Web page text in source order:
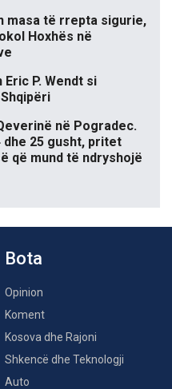
masa të rrepta sigurie,
Hoxhës në
P. Wendt si
në Pogradec.
25 gusht, pritet
që mund të ndryshojë
Bota
Opinion
Koment
Kosova dhe Rajoni
Shkencë dhe Teknologji
Auto